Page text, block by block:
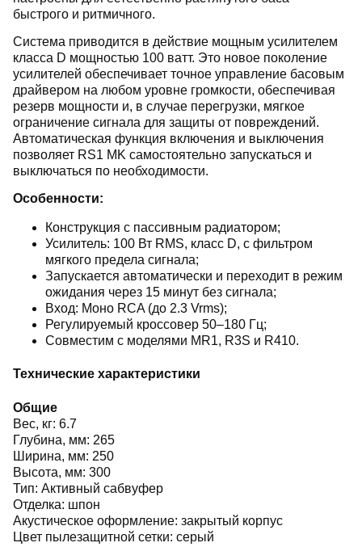
быстрого и ритмичного.
Система приводится в действие мощным усилителем
класса D мощностью 100 ватт. Это новое поколение
усилителей обеспечивает точное управление басовым
драйвером на любом уровне громкости, обеспечивая
резерв мощности и, в случае перегрузки, мягкое
ограничение сигнала для защиты от повреждений.
Автоматическая функция включения и выключения
позволяет RS1 MK самостоятельно запускаться и
выключаться по необходимости.
Особенности:
Конструкция с пассивным радиатором;
Усилитель: 100 Вт RMS, класс D, с фильтром
мягкого предела сигнала;
Запускается автоматически и переходит в режим
ожидания через 15 минут без сигнала;
Вход: Моно RCA (до 2.3 Vrms);
Регулируемый кроссовер 50–180 Гц;
Совместим с моделями MR1, R3S и R410.
Технические характеристики
Общие
Вес, кг: 6.7
Глубина, мм: 265
Ширина, мм: 250
Высота, мм: 300
Тип: Активный сабвуфер
Отделка: шпон
Акустическое оформление: закрытый корпус
Цвет пылезащитной сетки: серый